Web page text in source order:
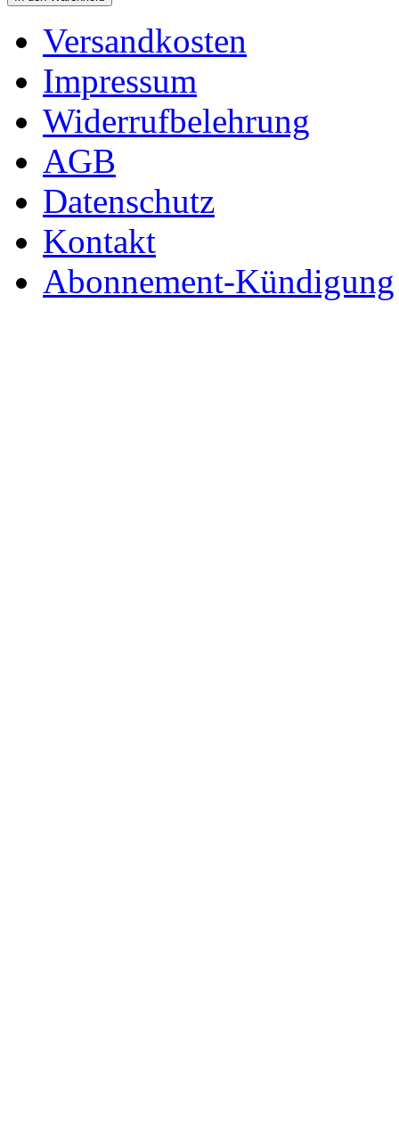
Versandkosten
Impressum
Widerrufbelehrung
AGB
Datenschutz
Kontakt
Abonnement-Kündigung